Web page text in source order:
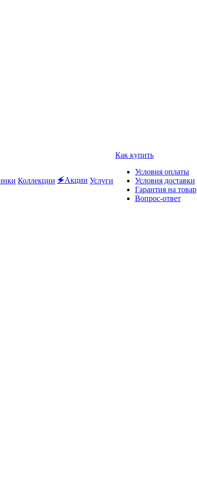
Коллекции 🗲Акции Услуги
Как купить
Условия оплаты
Условия доставки
Гарантия на товар
Вопрос-ответ